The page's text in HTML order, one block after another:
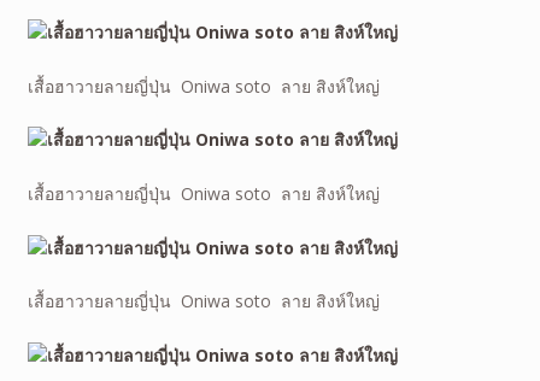
เสื้อฮาวายลายญี่ปุ่น Oniwa soto ลาย สิงห์ใหญ่
เสื้อฮาวายลายญี่ปุ่น Oniwa soto ลาย สิงห์ใหญ่
เสื้อฮาวายลายญี่ปุ่น Oniwa soto ลาย สิงห์ใหญ่